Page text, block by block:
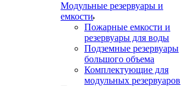
Модульные резервуары и
емкости
Пожарные емкости и
резервуары для воды
Подземные резервуары
большого объема
Комплектующие для
модульных резервуаров